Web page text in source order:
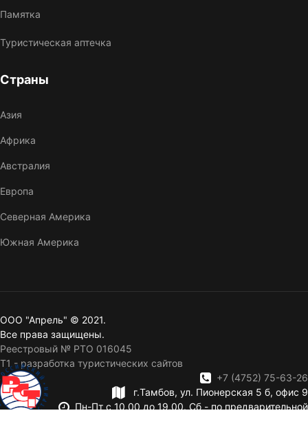
Памятка
Туристическая аптечка
Страны
Азия
Африка
Австралия
Европа
Северная Америка
Южная Америка
ООО "Апрель" © 2021.
Все права защищены.
Реестровый № РТО 016045
T1 - разработка туристических сайтов
+7 (4752) 75-63-26
г.Тамбов, ул. Пионерская 5 б, офис 9
Пн-Пт с 10,00 до 19,00. Сб - по предварительной